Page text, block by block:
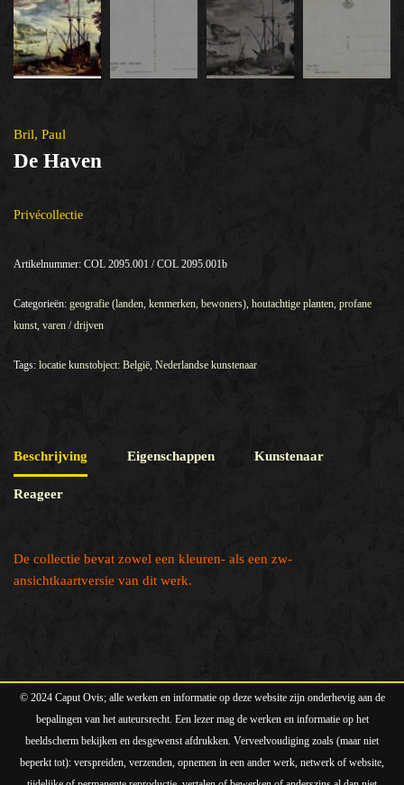
Bril, Paul
De Haven
Privécollectie
Artikelnummer: COL 2095.001 / COL 2095.001b
Categorieën: geografie (landen, kenmerken, bewoners) houtachtige planten profane
kunst varen / drijven
Tags: locatie kunstobject: België Nederlandse kunstenaar
Beschrijving Eigenschappen Kunstenaar
Reageer
De collectie bevat zowel een kleuren- als een zw-
ansichtkaartversie van dit werk.
© 2024 Caput Ovis; alle werken en informatie op deze website zijn onderhevig aan de
bepalingen van het auteursrecht. Een lezer mag de werken en informatie op het
beeldscherm bekijken en desgewenst afdrukken. Verveelvoudiging zoals (maar niet
beperkt tot): verspreiden, verzenden, opnemen in een ander werk, netwerk of website,